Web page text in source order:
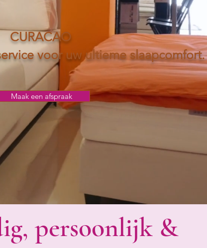
CURACAO
voor uw ultieme slaapcomfort.
Maak een afspraak
persoonlijk &